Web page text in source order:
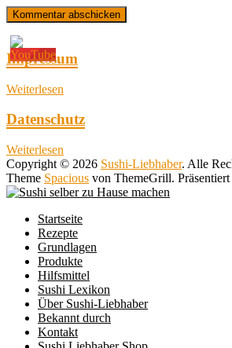
Impressum
Weiterlesen
Datenschutz
Weiterlesen
Copyright © 2026 Sushi-Liebhaber. Alle
Theme Spacious von ThemeGrill.
Startseite
Rezepte
Grundlagen
Produkte
Hilfsmittel
Sushi Lexikon
Über Sushi-Liebhaber
Bekannt durch
Kontakt